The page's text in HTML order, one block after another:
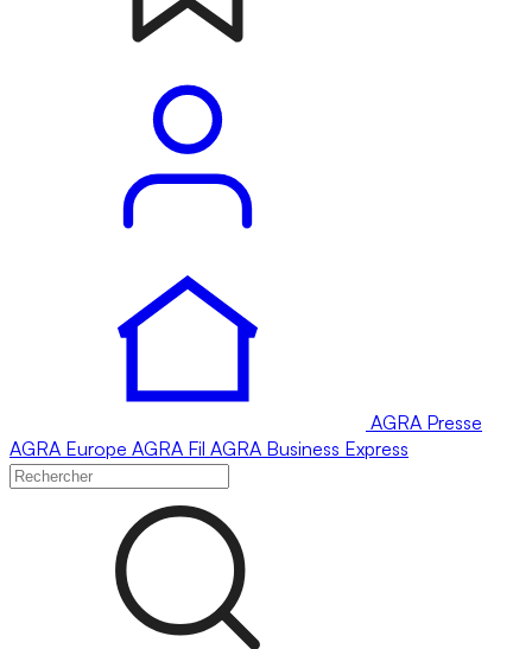
AGRA Presse
AGRA Europe AGRA Fil AGRA Business Express